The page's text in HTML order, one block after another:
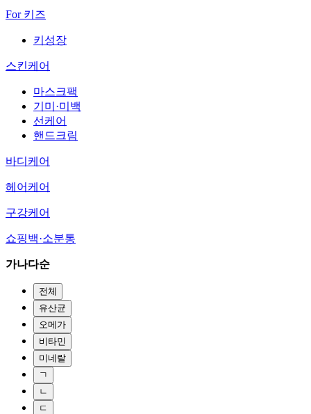
For 키즈
키성장
스킨케어
마스크팩
기미·미백
선케어
핸드크림
바디케어
헤어케어
구강케어
쇼핑백·소분통
가나다순
전체
유산균
오메가
비타민
미네랄
ㄱ
ㄴ
ㄷ